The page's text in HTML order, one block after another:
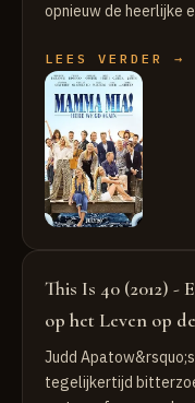
opnieuw de heerlijke
LEES VERDER →
This Is 40 (2012) -
op het Leven op
Judd
tegelijkertijd